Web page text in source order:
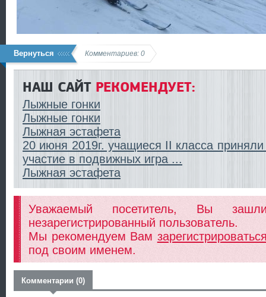
Вернуться Комментариев: 0
НАШ САЙТРЕКОМЕНДУЕТ:
Лыжные гонки
Лыжные гонки
Лыжная эстафета
20 июня 2019г. учащиеся II класса приняли
участие в подвижных игра ...
Лыжная эстафета
Уважаемый посетитель, Вы
незарегистрированный пользователь.
Мы рекомендуем Вам
под своим именем.
Комментарии (0)